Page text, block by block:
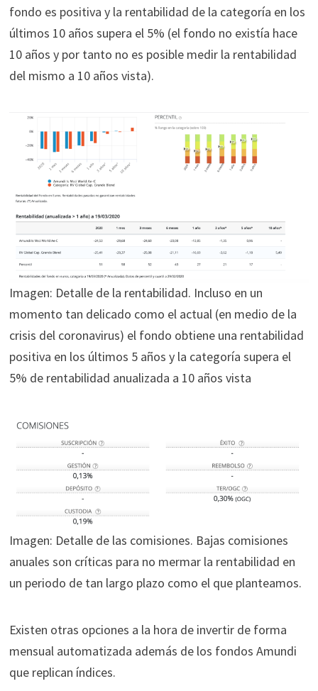
fondo es positiva y la rentabilidad de la categoría en los
últimos 10 años supera el 5% (el fondo no existía hace
10 años y por tanto no es posible medir la rentabilidad
del mismo a 10 años vista).
Imagen: Detalle de la rentabilidad. Incluso en un
momento tan delicado como el actual (en medio de la
crisis del coronavirus) el fondo obtiene una rentabilidad
positiva en los últimos 5 años y la categoría supera el
5% de rentabilidad anualizada a 10 años vista
Imagen: Detalle de las comisiones. Bajas comisiones
anuales son críticas para no mermar la rentabilidad en
un periodo de tan largo plazo como el que planteamos.
Existen otras opciones a la hora de invertir de forma
mensual automatizada además de los fondos Amundi
que replican índices.